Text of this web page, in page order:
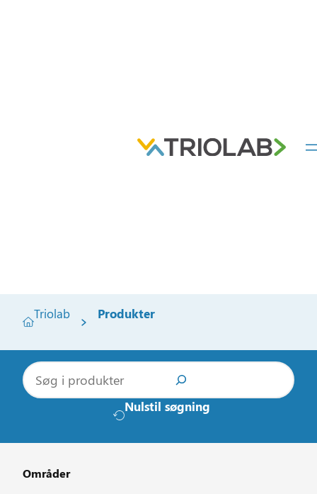
Triolab Produkter
S
ø
g
Nulstil søgning
Områder